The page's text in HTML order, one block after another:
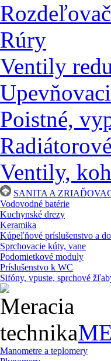
Rúry
Ventily
Poistné,
Ventily,
SANITA A
Vodovodné batérie
Kuchynské drezy
Keramika
Kúpeľňové príslušenstvo a
Sprchovacie kúty, vane
Podomietkové moduly
Príslušenstvo k WC
Sifóny, vpuste, sprchové
Manometre a teplomery